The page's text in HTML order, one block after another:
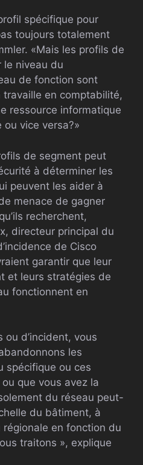
spécifique pour
toujours totalement
«Mais les profils de
le niveau du
de fonction sont
travaille en comptabilité,
ressource informatique
ou vice versa?»
de segment peut
à déterminer les
peuvent les aider à
menace de gagner
recherchent,
directeur principal du
de Cisco
garantir que leur
et leurs stratégies de
fonctionnent en
ou d’incident, vous
les
spécifique ou ces
que vous avez la
du réseau peut-
du bâtiment, à
régionale en fonction du
traitons », explique